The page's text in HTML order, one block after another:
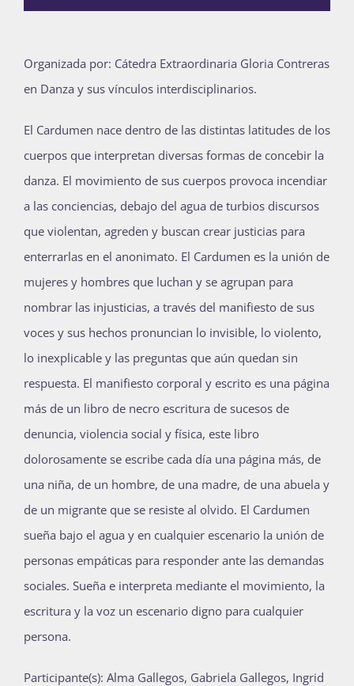
Organizada por: Cátedra Extraordinaria Gloria Contreras
en Danza y sus vínculos interdisciplinarios.
El Cardumen nace dentro de las distintas latitudes de los
cuerpos que interpretan diversas formas de concebir la
danza. El movimiento de sus cuerpos provoca incendiar
a las conciencias, debajo del agua de turbios discursos
que violentan, agreden y buscan crear justicias para
enterrarlas en el anonimato. El Cardumen es la unión de
mujeres y hombres que luchan y se agrupan para
nombrar las injusticias, a través del manifiesto de sus
voces y sus hechos pronuncian lo invisible, lo violento,
lo inexplicable y las preguntas que aún quedan sin
respuesta. El manifiesto corporal y escrito es una página
más de un libro de necro escritura de sucesos de
denuncia, violencia social y física, este libro
dolorosamente se escribe cada día una página más, de
una niña, de un hombre, de una madre, de una abuela y
de un migrante que se resiste al olvido. El Cardumen
sueña bajo el agua y en cualquier escenario la unión de
personas empáticas para responder ante las demandas
sociales. Sueña e interpreta mediante el movimiento, la
escritura y la voz un escenario digno para cualquier
persona.
Participante(s): Alma Gallegos, Gabriela Gallegos, Ingrid